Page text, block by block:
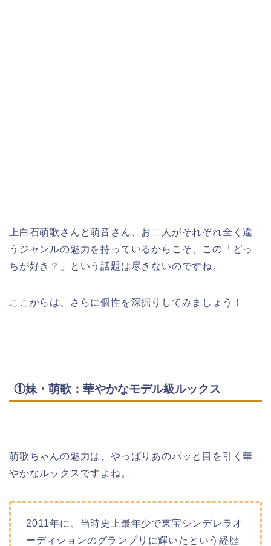
上白石萌歌さんと萌音さん、お二人がそれぞれ全く違
うジャンルの魅力を持っているからこそ、この「どっ
ちが好き？」という話題は尽きないのですね。
ここからは、さらに個性を深掘りしてみましょう！
①妹・萌歌：華やかなモデル級ルックス
萌歌ちゃんの魅力は、やっぱりあのパッと目を引く華
やかなルックスですよね。
2011年に、当時史上最年少で東宝シンデレラオ
ーディションのグランプリに輝いたという経歴